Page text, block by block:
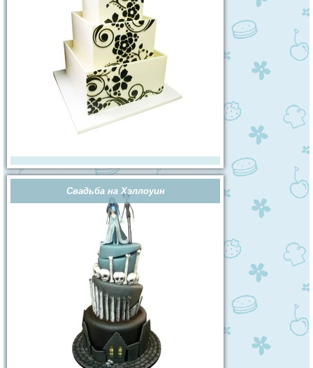
Свадьба на Хэллоуин